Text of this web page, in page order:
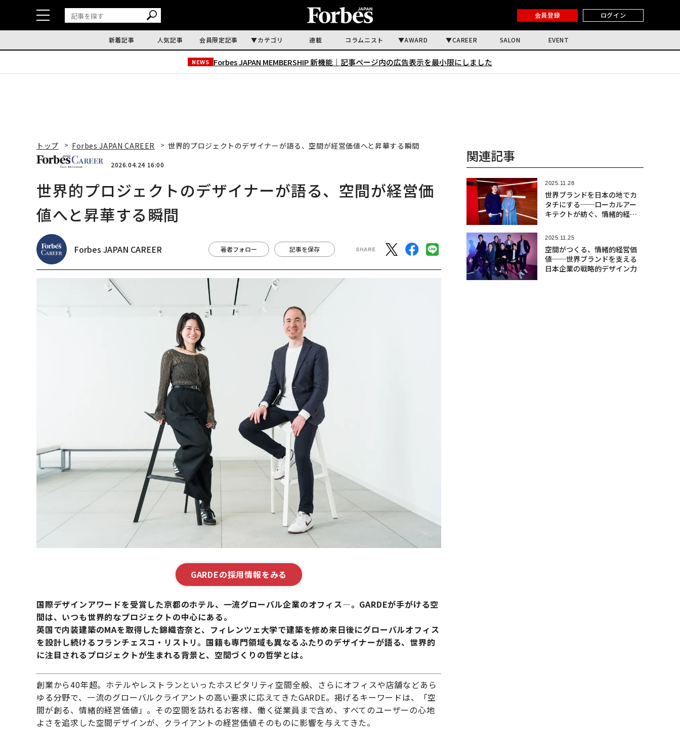
会員登録 ログイン
新着記事 人気記事 会員限定記事 カテゴリ 連載 コラムニスト AWARD CAREER SALON EVENT
NEWS Forbes JAPAN MEMBERSHIP 新機能｜ 記事ページ内の広告表示を最小限にしました
トップ Forbes JAPAN CAREER 世界的プロジェクトのデザイナーが語る、空間が経営価値へと昇華する瞬間
2026.04.24 16:00
世界的プロジェクトのデザイナーが語る、空間が経営価
値へと昇華する瞬間
Forbes JAPAN CAREER 著者フォロー 記事を保存
GARDEの採用情報をみる
国際デザインアワードを受賞した京都のホテル、一流グローバル企業のオフィス—。GARDEが手がける空
間は、いつも世界的なプロジェクトの中心にある。
英国で内装建築のMAを取得した錦織杏奈と、フィレンツェ大学で建築を修め来日後にグローバルオフィス
を設計し続けるフランチェスコ・リストリ。国籍も専門領域も異なるふたりのデザイナーが語る、世界的
に注目されるプロジェクトが生まれる背景と、空間づくりの哲学とは。
創業から40年超。ホテルやレストランといったホスピタリティ空間全般、さらにオフィスや店舗などあら
ゆる分野で、一流のグローバルクライアントの高い要求に応えてきたGARDE。掲げるキーワードは、「空
間が創る、情緒的経営価値」。その空間を訪れるお客様、働く従業員まで含め、すべてのユーザーの心地
よさを追求した空間デザインが、クライアントの経営価値そのものに影響を与えてきた。
関連記事
2025.11.28
世界ブランドを日本の地でカ
タチにする──ローカルアー
キテクトが紡ぐ、情緒的経営
2025.11.25
空間がつくる、情緒的経営価
値──世界ブランドを支える
日本企業の戦略的デザイン力